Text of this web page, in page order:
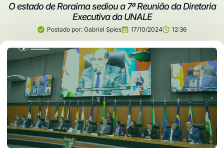
O estado de Roraima sediou a 7ª Reunião da Diretoria
Executiva da UNALE
Postado por: Gabriel Spies 17/10/2024 12:36